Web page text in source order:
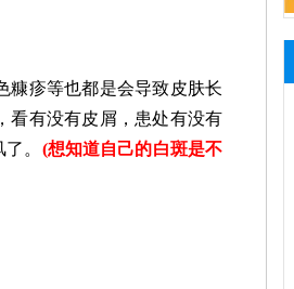
疹等也都是会导致皮肤长
看有没有皮屑，患处有没有
。 (想知道自己的白斑是不